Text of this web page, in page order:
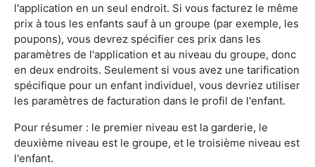
l'application en un seul endroit. Si vous facturez le même
prix à tous les enfants sauf à un groupe (par exemple, les
poupons), vous devrez spécifier ces prix dans les
paramètres de l'application et au niveau du groupe, donc
en deux endroits. Seulement si vous avez une tarification
spécifique pour un enfant individuel, vous devriez utiliser
les paramètres de facturation dans le profil de l'enfant.
Pour résumer : le premier niveau est la garderie, le
deuxième niveau est le groupe, et le troisième niveau est
l'enfant.